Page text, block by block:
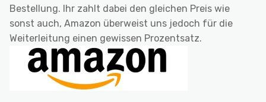
Bestellung. Ihr zahlt dabei den gleichen Preis wie
sonst auch, Amazon überweist uns jedoch für die
Weiterleitung einen gewissen Prozentsatz.